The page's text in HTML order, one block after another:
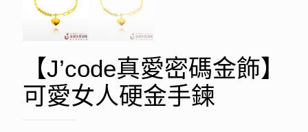
【J’code真愛密碼金飾】
可愛女人硬金手鍊